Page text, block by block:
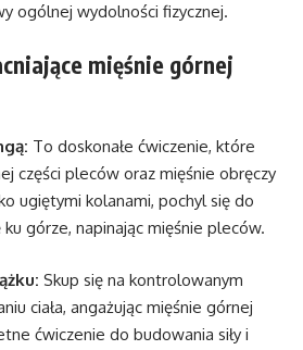
ogólnej wydolności fizycznej.
mięśnie górnej
To doskonałe ćwiczenie, które
części pleców oraz mięśnie obręczy
ugiętymi kolanami, pochyl się do
górze, napinając mięśnie pleców.
Skup się na kontrolowanym
ciała, angażując mięśnie górnej
ćwiczenie do budowania siły i